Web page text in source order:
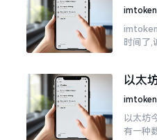
谱？
时间了,
这个事
以太
势分
imtoken
以太坊
有一种